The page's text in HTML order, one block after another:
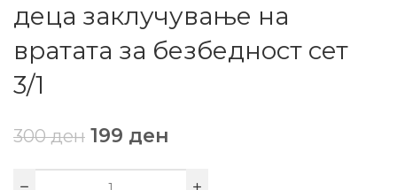
деца заклучување на
вратата за безбедност сет
3/1
300ден 199 ден